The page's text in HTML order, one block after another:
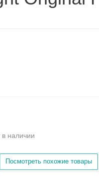
в наличии
Посмотреть похожие товары